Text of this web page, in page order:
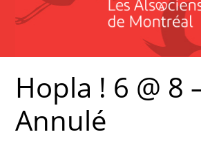
Hopla ! 6 @ 8
Annulé